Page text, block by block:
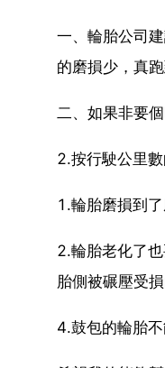
一、輪胎公司
的磨損少，真
二、如果非要
2.按行駛公里
1.輪胎磨損到
2.輪胎老化了
胎側被碾壓受
4.鼓包的輪胎